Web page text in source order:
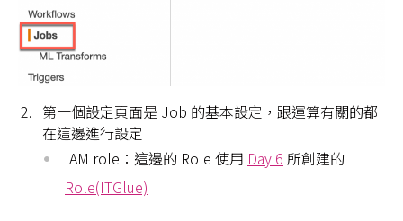
第一個設定頁面是 Job 的基本設定，跟運算有關的都
在這邊進行設定
IAM role：這邊的 Role 使用 Day 6 所創建的
Role(ITGlue)